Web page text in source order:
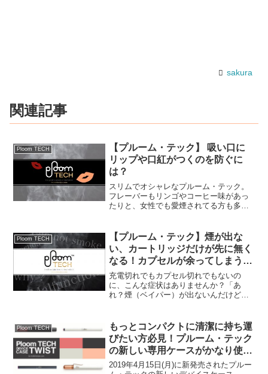
sakura
関連記事
Ploom TECH
【プルーム・テック】 吸い口に
リップや口紅がつくのを防ぐに
は？
スリムでオシャレなプルーム・テック。
フレーバーもリンゴやコーヒー味があっ
たりと、女性でも愛煙されてる方も多い
にリップやグロス、口紅がつくのが気に
なる時ってないですか？💋...
Ploom TECH
【プルーム・テック】煙が出な
い、カートリッジだけが先に無く
なる！カプセルが余ってしまう時
の対処法
充電切れでもカプセル切れでもないの
に、こんな症状はありませんか？「あ
れ？煙（ベイパー）が出ないんだけど。
す。吸い方にもあるようですが、私の場
合は1カプセル50パフ以上吸っ...
Ploom TECH
もっとコンパクトに清潔に持ち運
びたい方必見！プルーム・テック
の新しい専用ケースがかなり使い
やすい
2019年4月15日(月)に新発売されたプルー